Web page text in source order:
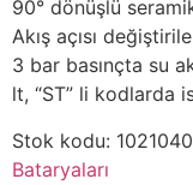
90° dönüşlü
Akış açısı
3 bar basınçta su
lt, “ST” li kodlarda
Stok kodu:
Bataryaları